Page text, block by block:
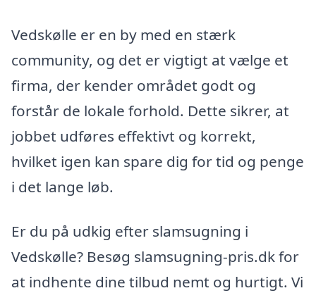
Vedskølle er en by med en stærk
community, og det er vigtigt at vælge et
firma, der kender området godt og
forstår de lokale forhold. Dette sikrer, at
jobbet udføres effektivt og korrekt,
hvilket igen kan spare dig for tid og penge
i det lange løb.
Er du på udkig efter slamsugning i
Vedskølle? Besøg slamsugning-pris.dk for
at indhente dine tilbud nemt og hurtigt. Vi